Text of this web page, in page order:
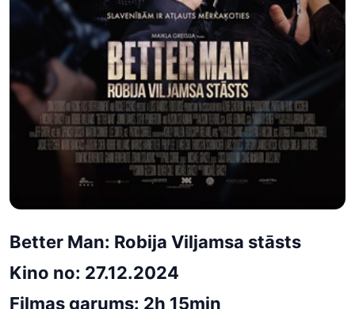
Better Man: Robija Viljamsa stāsts
Kino no: 27.12.2024
Filmas garums: 2h 15min